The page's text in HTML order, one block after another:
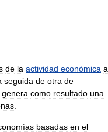
de la actividad económica a
seguida de otra de
genera como resultado una
basadas en el